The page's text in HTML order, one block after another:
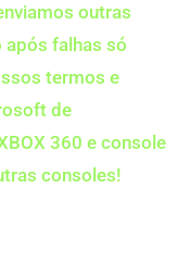
outras
após falhas só
termos e
de
360 e console
consoles!